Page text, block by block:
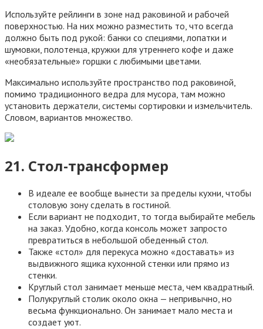
Используйте рейлинги в зоне над раковиной и рабочей
поверхностью. На них можно разместить то, что всегда
должно быть под рукой: банки со специями, лопатки и
шумовки, полотенца, кружки для утреннего кофе и даже
«необязательные» горшки с любимыми цветами.
Максимально используйте пространство под раковиной,
помимо традиционного ведра для мусора, там можно
установить держатели, системы сортировки и измельчитель.
Словом, вариантов множество.
21. Стол-трансформер
В идеале ее вообще вынести за пределы кухни, чтобы
столовую зону сделать в гостиной.
Если вариант не подходит, то тогда выбирайте мебель
на заказ. Удобно, когда консоль может запросто
превратиться в небольшой обеденный стол.
Также «стол» для перекуса можно «доставать» из
выдвижного ящика кухонной стенки или прямо из
стенки.
Круглый стол занимает меньше места, чем квадратный.
Полукруглый столик около окна — непривычно, но
весьма функционально. Он занимает мало места и
создает уют.